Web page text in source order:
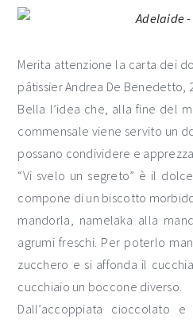
Merita attenzione la carta dei
pâtissier Andrea De Benedetto,
Bella l’idea che, alla fine del
commensale viene servito un
possano condividere e
“Vi svelo un segreto” è il
compone di un biscotto
mandorla, namelaka alla
agrumi freschi. Per poterlo
zucchero e si affonda il
cucchiaio un boccone diverso.
Dall’accoppiata cioccolato